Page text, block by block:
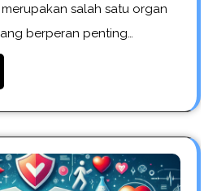
salah satu organ
berperan penting…